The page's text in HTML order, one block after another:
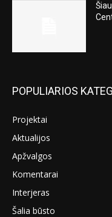
POPULIARIOS
Projektai
Aktualijos
Apžvalgos
Komentarai
Interjeras
Šalia būsto